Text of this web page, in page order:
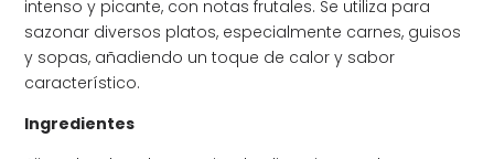
intenso y picante, con notas frutales. Se utiliza para
sazonar diversos platos, especialmente carnes, guisos
y sopas, añadiendo un toque de calor y sabor
característico.
Ingredientes